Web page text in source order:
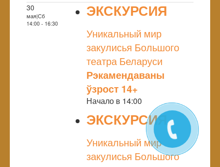
30
мая|Сб
14:00 - 16:30
ЭКСКУРСИЯ
Уникальный мир
закулисья Большого
театра Беларуси
Рэкамендаваны
ўзрост 14+
Начало в 14:00
ЭКСКУРСИЯ
Уникальный мир
закулисья Большого